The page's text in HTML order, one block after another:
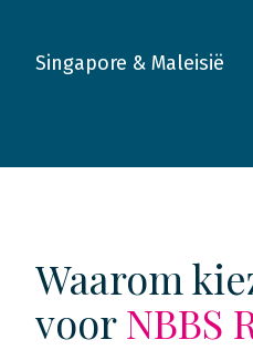
2017
Singapore & Maleisië
Waarom
voorNBBS